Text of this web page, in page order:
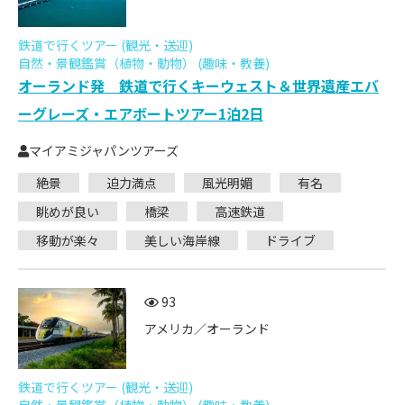
鉄道で行くツアー (観光・送迎)
自然・景観鑑賞（植物・動物） (趣味・教養)
オーランド発 鉄道で行くキーウェスト＆世界遺産エバ
ーグレーズ・エアボートツアー1泊2日
マイアミジャパンツアーズ
絶景
迫力満点 風光明媚
有名
眺めが良い
橋梁
高速鉄道
移動が楽々
美しい海岸線 ドライブ
93
アメリカ／オーランド
鉄道で行くツアー (観光・送迎)